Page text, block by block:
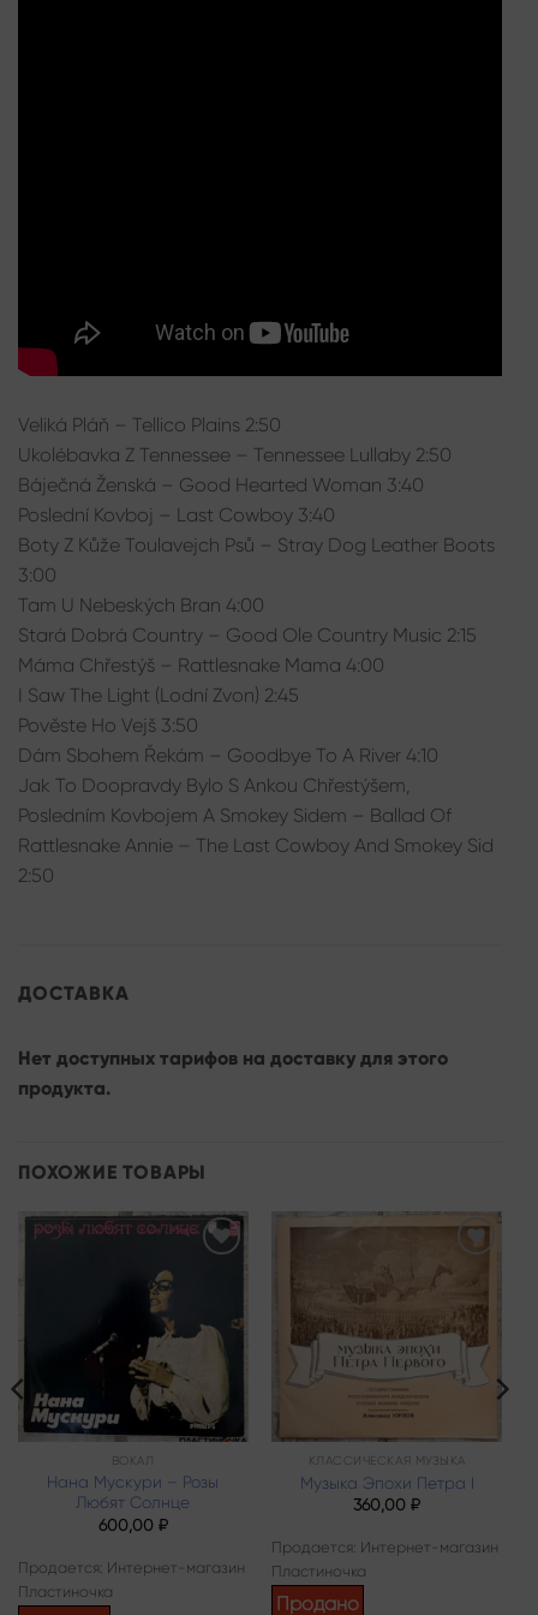
Veliká Pláň – Tellico Plains 2:50
Ukolébavka Z Tennessee – Tennessee Lullaby 2:50
Báječná Ženská – Good Hearted Woman 3:40
Poslední Kovboj – Last Cowboy 3:40
Boty Z Kůže Toulavejch Psů – Stray Dog Leather Boots
3:00
Tam U Nebeských Bran 4:00
Stará Dobrá Country – Good Ole Country Music 2:15
Máma Chřestýš – Rattlesnake Mama 4:00
I Saw The Light (Lodní Zvon) 2:45
Pověste Ho Vejš 3:50
Dám Sbohem Řekám – Goodbye To A River 4:10
Jak To Doopravdy Bylo S Ankou Chřestýšem,
Posledním Kovbojem A Smokey Sidem – Ballad Of
Rattlesnake Annie – The Last Cowboy And Smokey Sid
2:50
ДОСТАВКА
Нет доступных тарифов на доставку для этого
продукта.
ПОХОЖИЕ ТОВАРЫ
ВОКАЛ
Нана Мускури – Розы
Любят Солнце
600,00 ₽
Продается: Интернет-магазин
Пластиночка
КЛАССИЧЕСКАЯ МУЗЫКА
Музыка Эпохи Петра I
360,00₽
Продается: Интернет-магазин
Пластиночка
Продано